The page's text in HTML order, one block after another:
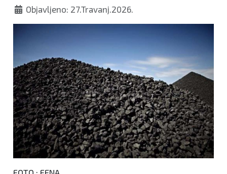
Objavljeno: 27.Travanj.2026.